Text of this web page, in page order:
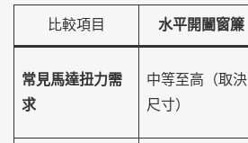
比較項目 水平開闔窗簾
常見馬達扭力需
求
中等至高（取決
尺寸）